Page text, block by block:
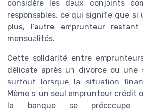
considère les deux conjoints
responsables, ce qui signifie que si
plus, l’autre emprunteur
mensualités.
Cette solidarité entre
délicate après un divorce ou une
surtout lorsque la situation
Même si un seul emprunteur crédit
la banque se préoccupe